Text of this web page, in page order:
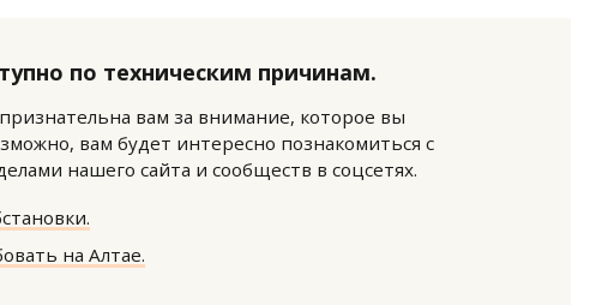
по техническим причинам.
вам за внимание, которое вы
вам будет интересно познакомиться с
нашего сайта и сообществ в соцсетях.
на Алтае.